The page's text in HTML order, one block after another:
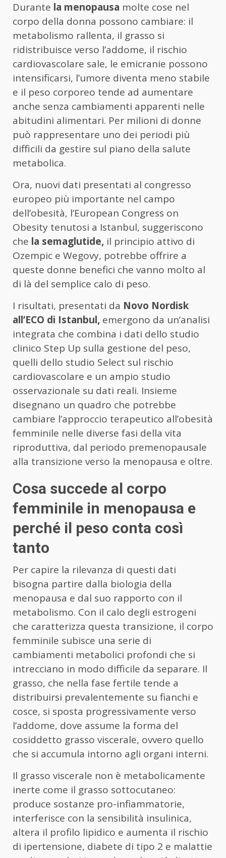
Durante la menopausa molte cose nel
corpo della donna possono cambiare: il
metabolismo rallenta, il grasso si
ridistribuisce verso l’addome, il rischio
cardiovascolare sale, le emicranie possono
intensificarsi, l’umore diventa meno stabile
e il peso corporeo tende ad aumentare
anche senza cambiamenti apparenti nelle
abitudini alimentari. Per milioni di donne
può rappresentare uno dei periodi più
difficili da gestire sul piano della salute
metabolica.
Ora, nuovi dati presentati al congresso
europeo più importante nel campo
dell’obesità, l’European Congress on
Obesity tenutosi a Istanbul, suggeriscono
che la semaglutide, il principio attivo di
Ozempic e Wegovy, potrebbe offrire a
queste donne benefici che vanno molto al
di là del semplice calo di peso.
I risultati, presentati da Novo Nordisk
all’ECO di Istanbul, emergono da un’analisi
integrata che combina i dati dello studio
clinico Step Up sulla gestione del peso,
quelli dello studio Select sul rischio
cardiovascolare e un ampio studio
osservazionale su dati reali. Insieme
disegnano un quadro che potrebbe
cambiare l’approccio terapeutico all’obesità
femminile nelle diverse fasi della vita
riproduttiva, dal periodo premenopausale
alla transizione verso la menopausa e oltre.
Cosa succede al corpo
femminile in menopausa e
perché il peso conta così
tanto
Per capire la rilevanza di questi dati
bisogna partire dalla biologia della
menopausa e dal suo rapporto con il
metabolismo. Con il calo degli estrogeni
che caratterizza questa transizione, il corpo
femminile subisce una serie di
cambiamenti metabolici profondi che si
intrecciano in modo difficile da separare. Il
grasso, che nella fase fertile tende a
distribuirsi prevalentemente su fianchi e
cosce, si sposta progressivamente verso
l’addome, dove assume la forma del
cosiddetto grasso viscerale, ovvero quello
che si accumula intorno agli organi interni.
Il grasso viscerale non è metabolicamente
inerte come il grasso sottocutaneo:
produce sostanze pro-infiammatorie,
interferisce con la sensibilità insulinica,
altera il profilo lipidico e aumenta il rischio
di ipertensione, diabete di tipo 2 e malattie